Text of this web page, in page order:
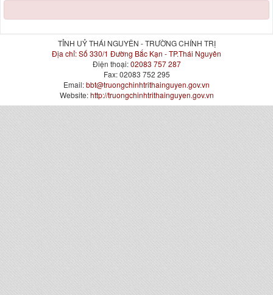
TỈNH UỶ THÁI NGUYÊN - TRƯỜNG CHÍNH TRỊ
Địa chỉ:Số 330/1 Đường Bắc Kạn - TP.Thái Nguyên
Điện thoại:02083 757 287
Fax:02083 752 295
Email:bbt@truongchinhtrithainguyen.gov.vn
Website:http://truongchinhtrithainguyen.gov.vn